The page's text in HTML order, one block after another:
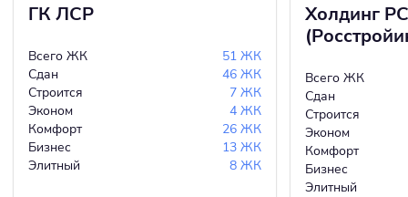
ГК ЛСР
Всего ЖК
51 ЖК
Сдан
46 ЖК
Строится
7 ЖК
Эконом
4 ЖК
Комфорт
26 ЖК
Бизнес
13 ЖК
Элитный
8 ЖК
Холдинг
Всего ЖК
Сдан
Строится
Эконом
Комфорт
Бизнес
Элитный